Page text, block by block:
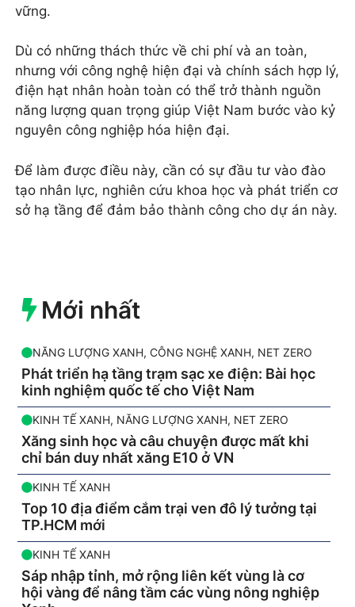
vững.
Dù có những thách thức về chi phí và an toàn,
nhưng với công nghệ hiện đại và chính sách hợp lý,
điện hạt nhân hoàn toàn có thể trở thành nguồn
năng lượng quan trọng giúp Việt Nam bước vào kỷ
nguyên công nghiệp hóa hiện đại.
Để làm được điều này, cần có sự đầu tư vào đào
tạo nhân lực, nghiên cứu khoa học và phát triển cơ
sở hạ tầng để đảm bảo thành công cho dự án này.
Mới nhất
NĂNG LƯỢNG XANH,CÔNG NGHỆ XANH, NET ZERO
Phát triển hạ tầng trạm sạc xe điện: Bài học
kinh nghiệm quốc tế cho Việt Nam
KINH TẾ XANH, NĂNG LƯỢNG XANH, NET ZERO
Xăng sinh học và câu chuyện được mất khi
chỉ bán duy nhất xăng E10 ở VN
KINH TẾ XANH
Top 10 địa điểm cắm trại ven đô lý tưởng tại
TP.HCM mới
KINH TẾ XANH
Sáp nhập tỉnh, mở rộng liên kết vùng là cơ
hội vàng để nâng tầm các vùng nông nghiệp